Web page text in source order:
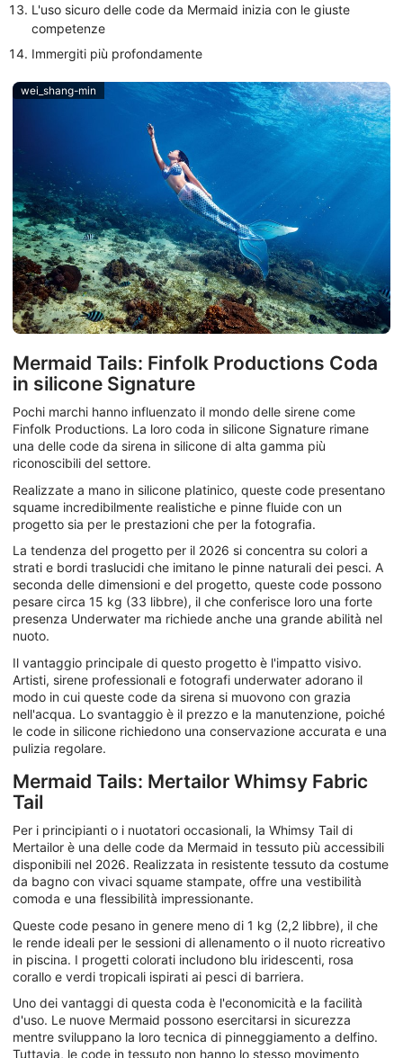
L'uso sicuro delle code da Mermaid inizia con le giuste
competenze
Immergiti più profondamente
wei_shang-min
Mermaid Tails: Finfolk Productions Coda
in silicone Signature
Pochi marchi hanno influenzato il mondo delle sirene come
Finfolk Productions. La loro coda in silicone Signature rimane
una delle code da sirena in silicone di alta gamma più
riconoscibili del settore.
Realizzate a mano in silicone platinico, queste code presentano
squame incredibilmente realistiche e pinne fluide con un
progetto sia per le prestazioni che per la fotografia.
La tendenza del progetto per il 2026 si concentra su colori a
strati e bordi traslucidi che imitano le pinne naturali dei pesci. A
seconda delle dimensioni e del progetto, queste code possono
pesare circa 15 kg (33 libbre), il che conferisce loro una forte
presenza Underwater ma richiede anche una grande abilità nel
nuoto.
Il vantaggio principale di questo progetto è l'impatto visivo.
Artisti, sirene professionali e fotografi underwater adorano il
modo in cui queste code da sirena si muovono con grazia
nell'acqua. Lo svantaggio è il prezzo e la manutenzione, poiché
le code in silicone richiedono una conservazione accurata e una
pulizia regolare.
Mermaid Tails: Mertailor Whimsy Fabric
Tail
Per i principianti o i nuotatori occasionali, la Whimsy Tail di
Mertailor è una delle code da Mermaid in tessuto più accessibili
disponibili nel 2026. Realizzata in resistente tessuto da costume
da bagno con vivaci squame stampate, offre una vestibilità
comoda e una flessibilità impressionante.
Queste code pesano in genere meno di 1 kg (2,2 libbre), il che
le rende ideali per le sessioni di allenamento o il nuoto ricreativo
in piscina. I progetti colorati includono blu iridescenti, rosa
corallo e verdi tropicali ispirati ai pesci di barriera.
Uno dei vantaggi di questa coda è l'economicità e la facilità
d'uso. Le nuove Mermaid possono esercitarsi in sicurezza
mentre sviluppano la loro tecnica di pinneggiamento a delfino.
Tuttavia, le code in tessuto non hanno lo stesso movimento